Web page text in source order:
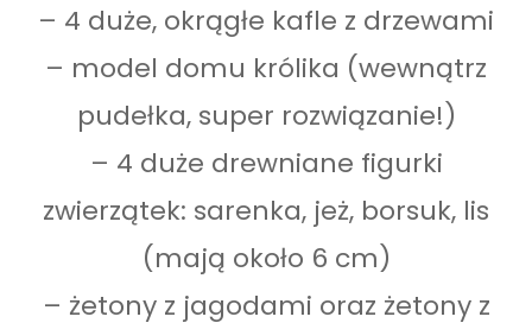
– 4 duże, okrągłe kafle z drzewami
– model domu królika (wewnątrz
pudełka, super rozwiązanie!)
– 4 duże drewniane figurki
zwierzątek: sarenka, jeż, borsuk, lis
(mają około 6 cm)
– żetony z jagodami oraz żetony z